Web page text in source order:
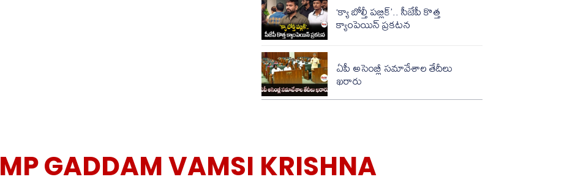
‘క్యా బోల్తీ పబ్లిక్’.. సీజేపీ కొత్త
క్యాంపెయిన్ ప్రకటన
ఏపీ అసెంబ్లీ సమావేశాల తేదీలు
ఖరారు
MP GADDAM VAMSI KRISHNA